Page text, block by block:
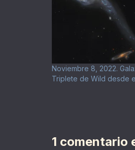
Noviembre 8, 2022.
Triplete de Wild desde
1 comentario